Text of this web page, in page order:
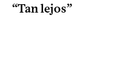
“Tan lejos”